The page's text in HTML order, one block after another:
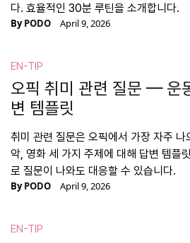
다. 효율적인 30분 루틴을 소개합니다.
ByPODO April 9, 2026
EN-TIP
오픽 취미 관련 질문 — 운
변 템플릿
취미 관련 질문은 오픽에서 가장 자주
악, 영화 세 가지 주제에 대해 답변 템플
로 질문이 나와도 대응할 수 있습니다.
ByPODO April 9, 2026
EN-TIP